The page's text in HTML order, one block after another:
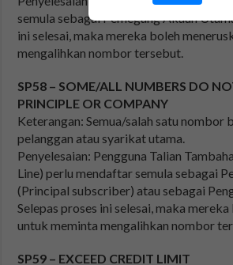
semula sebagai Pemegang Akaun
ini selesai, maka mereka boleh
mengalihkan nombor tersebut.
SP58 – SOME/ALL NUMBERS DO
PRINCIPLE OR COMPANY
Keterangan: Semua/salah satu nombor
pelanggan atau syarikat utama.
Penyelesaian: Pengguna Talian
Line) perlu mendaftar semula sebagai
(Principal subscriber) atau sebagai
Selepas proses ini selesai, maka
untuk meminta mengalihkan nombor
SP59 – EXCEED CREDIT LIMIT